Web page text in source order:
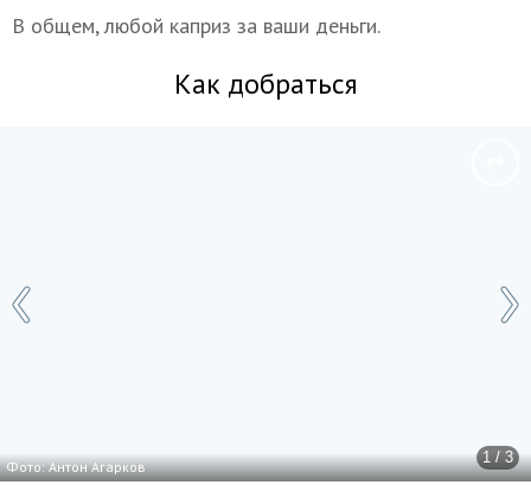
В общем, любой каприз за ваши деньги.
Как добраться
1 / 3
Фото: Антон Агарков